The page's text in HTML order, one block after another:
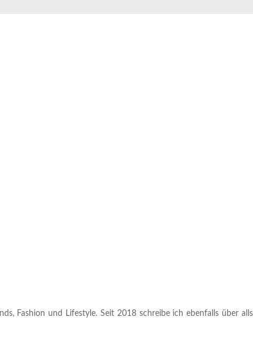
Fashion und Lifestyle. Seit 2018 schreibe ich ebenfalls über alls